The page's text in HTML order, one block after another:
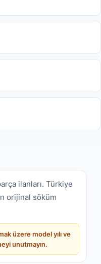
ilanları. Türkiye
orijinal söküm
üzere model yılı ve
unutmayın.